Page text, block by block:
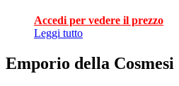
Accedi per vedere il prezzo
Leggi tutto
Emporio della Cosmesi